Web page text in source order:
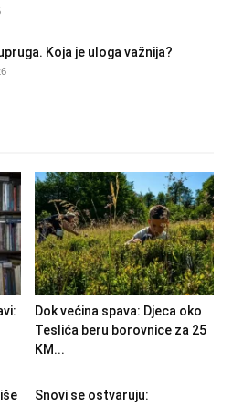
Koja je uloga važnija?
Dok većina spava: Djeca oko
Teslića beru borovnice za 25
KM...
Snovi se ostvaruju: